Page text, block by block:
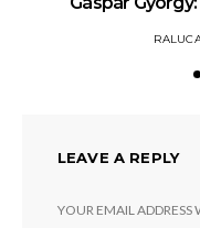
LEAVE A REPLY
YOUR EMAIL ADDRESS